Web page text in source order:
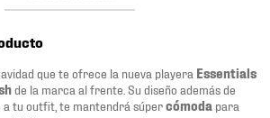
que te ofrece la nueva playera Essentials
de la marca al frente. Su diseño además de
tu outfit, te mantendrá súpercómoda para